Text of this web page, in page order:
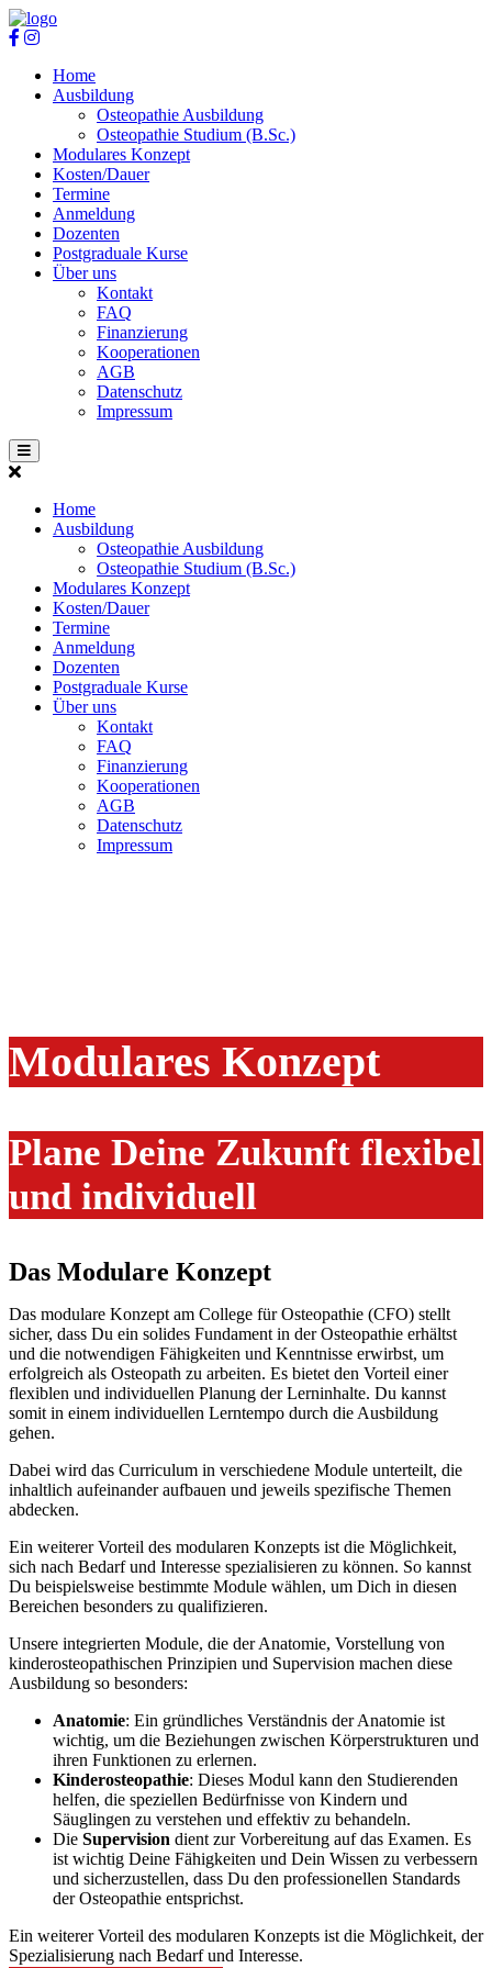
Home
Ausbildung
Osteopathie Ausbildung
Osteopathie Studium (B.Sc.)
Modulares Konzept
Kosten/Dauer
Termine
Anmeldung
Dozenten
Postgraduale Kurse
Über uns
Kontakt
FAQ
Finanzierung
Kooperationen
AGB
Datenschutz
Impressum
Home
Ausbildung
Osteopathie Ausbildung
Osteopathie Studium (B.Sc.)
Modulares Konzept
Kosten/Dauer
Termine
Anmeldung
Dozenten
Postgraduale Kurse
Über uns
Kontakt
FAQ
Finanzierung
Kooperationen
AGB
Datenschutz
Impressum
Modulares Konzept
Plane Deine Zukunft flexibel
und individuell
Das Modulare Konzept
Das modulare Konzept am College für Osteopathie (CFO) stellt
sicher, dass Du ein solides Fundament in der Osteopathie erhältst
und die notwendigen Fähigkeiten und Kenntnisse erwirbst, um
erfolgreich als Osteopath zu arbeiten. Es bietet den Vorteil einer
flexiblen und individuellen Planung der Lerninhalte. Du kannst
somit in einem individuellen Lerntempo durch die Ausbildung
gehen.
Dabei wird das Curriculum in verschiedene Module unterteilt, die
inhaltlich aufeinander aufbauen und jeweils spezifische Themen
abdecken.
Ein weiterer Vorteil des modularen Konzepts ist die Möglichkeit,
sich nach Bedarf und Interesse spezialisieren zu können. So kannst
Du beispielsweise bestimmte Module wählen, um Dich in diesen
Bereichen besonders zu qualifizieren.
Unsere integrierten Module, die der Anatomie, Vorstellung von
kinderosteopathischen Prinzipien und Supervision machen diese
Ausbildung so besonders:
Anatomie: Ein gründliches Verständnis der Anatomie ist
wichtig, um die Beziehungen zwischen Körperstrukturen und
ihren Funktionen zu erlernen.
Kinderosteopathie: Dieses Modul kann den Studierenden
helfen, die speziellen Bedürfnisse von Kindern und
Säuglingen zu verstehen und effektiv zu behandeln.
Die Supervision dient zur Vorbereitung auf das Examen. Es
ist wichtig Deine Fähigkeiten und Dein Wissen zu verbessern
und sicherzustellen, dass Du den professionellen Standards
der Osteopathie entsprichst.
Ein weiterer Vorteil des modularen Konzepts ist die Möglichkeit, der
Spezialisierung nach Bedarf und Interesse.